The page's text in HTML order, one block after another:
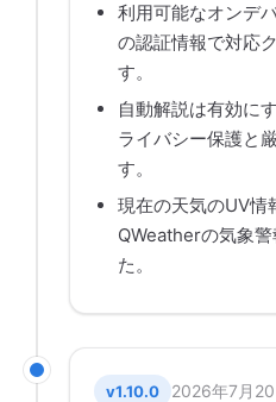
利用可能なオンデ
の認証情報で対応
す。
自動解説は有効に
ライバシー保護と
す。
現在の天気のUV情
QWeatherの気象
た。
v1.10.0 2026年7月20